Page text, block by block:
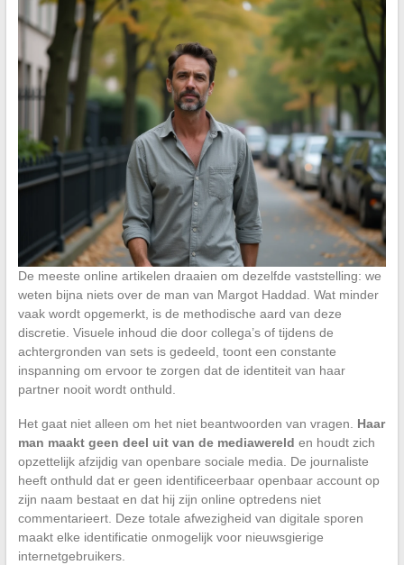
De meeste online artikelen draaien om dezelfde vaststelling: we
weten bijna niets over de man van Margot Haddad. Wat minder
vaak wordt opgemerkt, is de methodische aard van deze
discretie. Visuele inhoud die door collega’s of tijdens de
achtergronden van sets is gedeeld, toont een constante
inspanning om ervoor te zorgen dat de identiteit van haar
partner nooit wordt onthuld.
Het gaat niet alleen om het niet beantwoorden van vragen. Haar
man maakt geen deel uit van de mediawereld en houdt zich
opzettelijk afzijdig van openbare sociale media. De journaliste
heeft onthuld dat er geen identificeerbaar openbaar account op
zijn naam bestaat en dat hij zijn online optredens niet
commentarieert. Deze totale afwezigheid van digitale sporen
maakt elke identificatie onmogelijk voor nieuwsgierige
internetgebruikers.